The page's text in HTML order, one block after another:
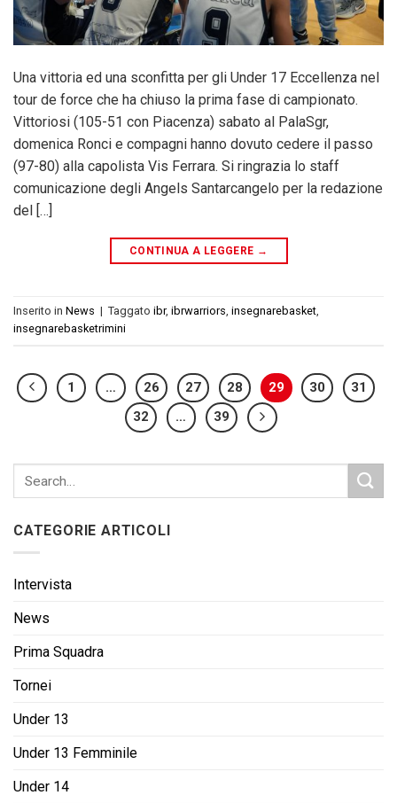
Una vittoria ed una sconfitta per gli Under 17 Eccellenza nel
tour de force che ha chiuso la prima fase di campionato.
Vittoriosi (105-51 con Piacenza) sabato al PalaSgr,
domenica Ronci e compagni hanno dovuto cedere il passo
(97-80) alla capolista Vis Ferrara. Si ringrazia lo staff
comunicazione degli Angels Santarcangelo per la redazione
del […]
CONTINUA A LEGGERE →
Inserito in News | Taggato ibr, ibrwarriors, insegnarebasket,
insegnarebasketrimini
1 … 26 27 28 29 30
31
32
… 39
CATEGORIE ARTICOLI
Intervista
News
Prima Squadra
Tornei
Under 13
Under 13 Femminile
Under 14